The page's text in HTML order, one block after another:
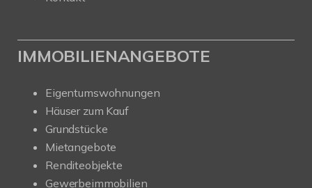
IMMOBILIENANGEBOTE
Eigentumswohnungen
Häuser zum Kauf
Grundstücke
Mietangebote
Renditeobjekte
Gewerbeimmobilien